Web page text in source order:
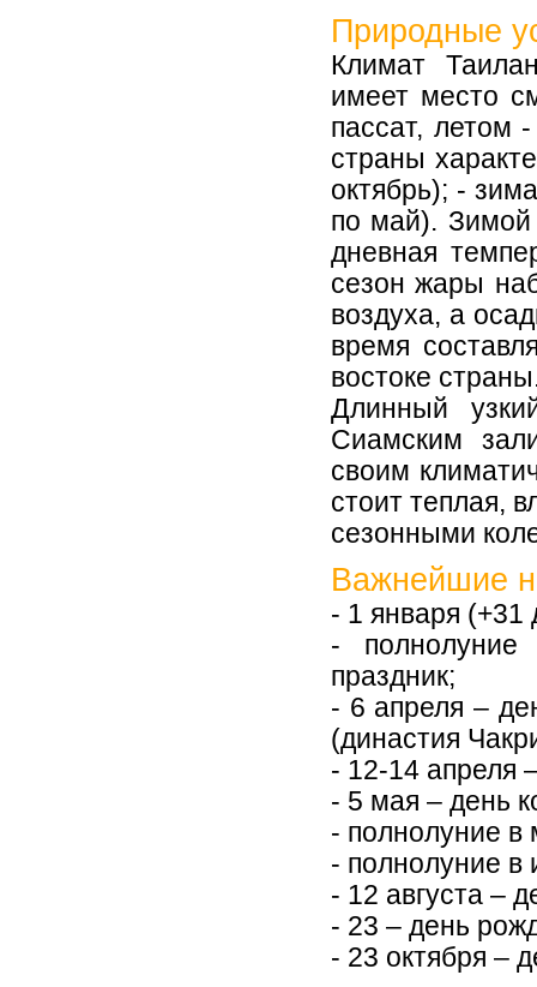
Природные
Климат
имеет место
пассат, летом
страны
октябрь); -
по май). Зимой
дневная
сезон жары
воздуха, а
время
востоке
Длинный
Сиамским
своим
стоит теплая,
сезонными
Важнейшие
- 1 января (+31
-
праздник;
- 6 апреля –
(династия
- 12-14 апреля
- 5 мая – день
- полнолуние в
- полнолуние в
- 12 августа –
- 23 – день
- 23 октября –